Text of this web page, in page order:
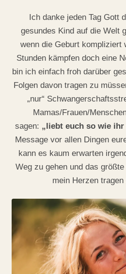
Ich danke jeden Tag Gott
gesundes Kind auf die Welt
wenn die Geburt kompliziert
Stunden kämpfen doch eine
bin ich einfach froh darüber
Folgen davon tragen zu
„nur“
Mamas/Frauen/
sagen: „liebt euch so wie ihr
Message vor allen Dingen
kann es kaum erwarten
Weg zu gehen und das
mein Herzen tragen